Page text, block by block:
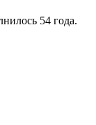
54 года.